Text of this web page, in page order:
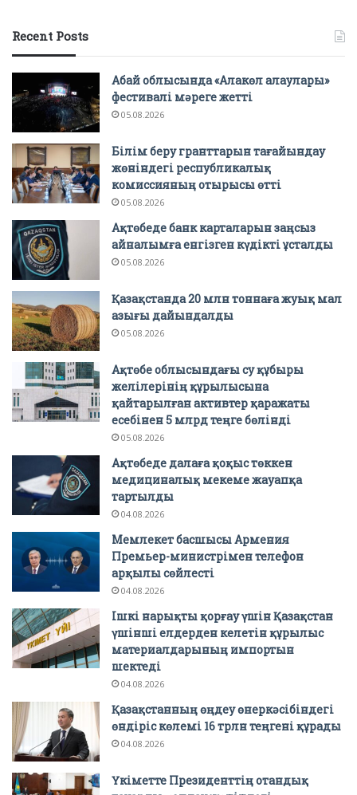
Recent Posts
Абай облысында «Алакөл алаулары»
фестивалі мәреге жетті
05.08.2026
Білім беру гранттарын тағайындау
жөніндегі республикалық
комиссияның отырысы өтті
05.08.2026
Ақтөбеде банк карталарын заңсыз
айналымға енгізген күдікті ұсталды
05.08.2026
Қазақстанда 20 млн тоннаға жуық мал
азығы дайындалды
05.08.2026
Ақтөбе облысындағы су құбыры
желілерінің құрылысына
қайтарылған активтер қаражаты
есебінен 5 млрд теңге бөлінді
05.08.2026
Ақтөбеде далаға қоқыс төккен
медициналық мекеме жауапқа
тартылды
04.08.2026
Мемлекет басшысы Армения
Премьер-министрімен телефон
арқылы сөйлесті
04.08.2026
Ішкі нарықты қорғау үшін Қазақстан
үшінші елдерден келетін құрылыс
материалдарының импортын
шектеді
04.08.2026
Қазақстанның өңдеу өнеркәсібіндегі
өндіріс көлемі 16 трлн теңгені құрады
04.08.2026
Үкіметте Президенттің отандық